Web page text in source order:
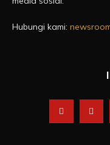
Hubungi kami: